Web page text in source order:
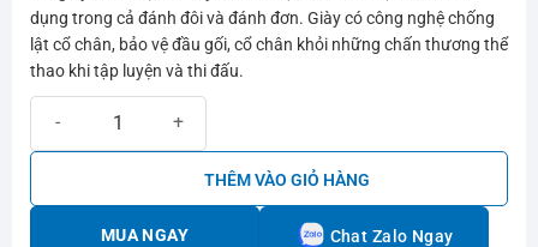
dụng trong cả đánh đôi và đánh đơn. Giày có công nghệ chống
lật cổ chân, bảo vệ đầu gối, cổ chân khỏi những chấn thương thể
thao khi tập luyện và thi đấu.
THÊM VÀO GIỎ HÀNG
MUA NGAY Chat Zalo Ngay